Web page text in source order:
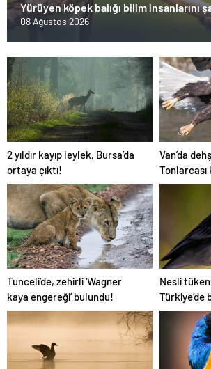
Yürüyen köpek balığı bilim insanlarını
08 Ağustos 2026
2 yıldır kayıp leylek, Bursa’da
ortaya çıktı!
Van’da
Tonlarcası
Tunceli’de, zehirli ‘Wagner
kaya engereği’ bulundu!
Nesli
Türkiye’de